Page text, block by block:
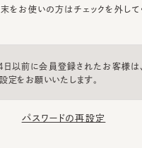
をお使いの方はチェックを外して
以前に会員登録されたお客様は
定をお願いいたします。
パスワードの再設定